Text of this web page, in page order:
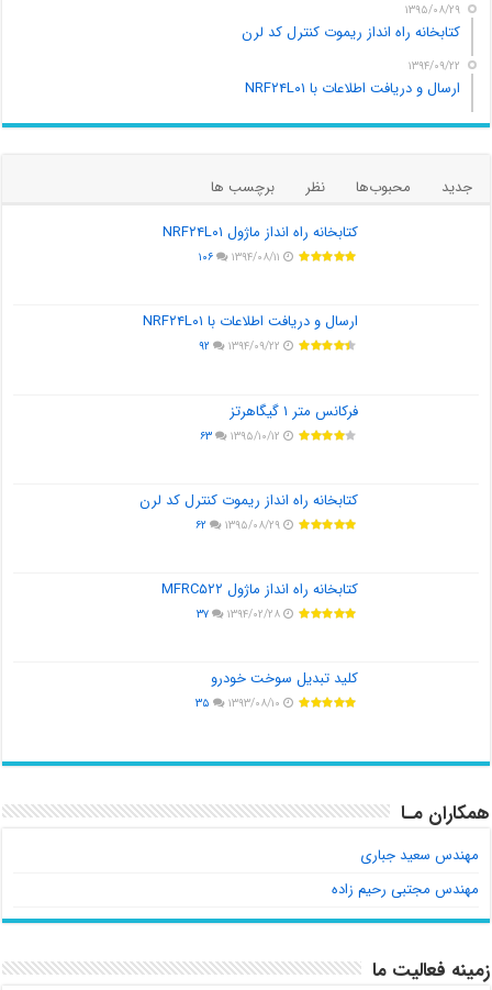
۱۳۹۵/۰۸/۲۹
کتابخانه راه انداز ریموت کنترل کد لرن
۱۳۹۴/۰۹/۲۲
ارسال و دریافت اطلاعات با NRF۲۴L۰۱
جدید محبوب‌ها نظر
برچسب ها
کتابخانه راه انداز ماژول NRF۲۴L۰۱
۱۳۹۴/۰۸/۱۱ ۱۰۶
ارسال و دریافت اطلاعات با NRF۲۴L۰۱
۱۳۹۴/۰۹/۲۲ ۹۲
فرکانس متر ۱ گیگاهرتز
۱۳۹۵/۱۰/۱۲ ۶۳
کتابخانه راه انداز ریموت کنترل کد لرن
۱۳۹۵/۰۸/۲۹ ۶۲
کتابخانه راه انداز ماژول MFRC۵۲۲
۱۳۹۴/۰۲/۲۸ ۳۷
کلید تبدیل سوخت خودرو
۱۳۹۳/۰۸/۱۰ ۳۵
همکاران مـا
مهندس سعید جباری
مهندس مجتبی رحیم زاده
زمینه فعالیت ما